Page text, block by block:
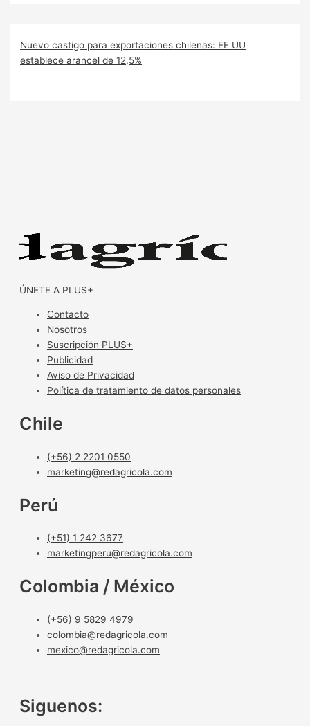
Nuevo castigo para exportaciones chilenas: EE UU
establece arancel de 12,5%
ÚNETE A PLUS+
Contacto
Nosotros
Suscripción PLUS+
Publicidad
Aviso de Privacidad
Política de tratamiento de datos personales
Chile
(+56) 2 2201 0550
marketing@redagricola.com
Perú
(+51) 1 242 3677
marketingperu@redagricola.com
Colombia / México
(+56) 9 5829 4979
colombia@redagricola.com
mexico@redagricola.com
Siguenos: